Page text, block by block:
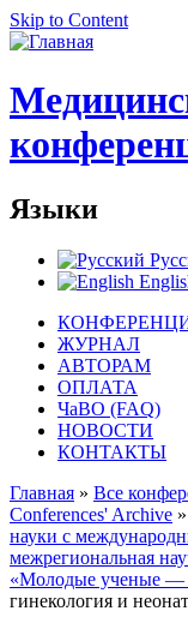
Skip to Content
Языки
ЖУРНАЛ
АВТОРАМ
ОПЛАТА
ЧаВО (FAQ)
НОВОСТИ
КОНТАКТЫ
Главная » Все
Conferences' Archive »
науки с
межрегиональная
«Молодые ученые —
гинекология и